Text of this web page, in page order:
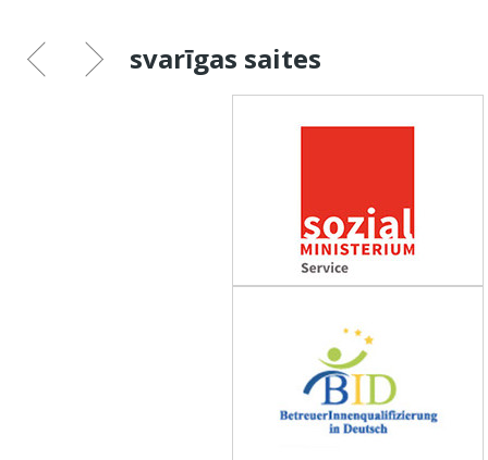
svarīgas saites